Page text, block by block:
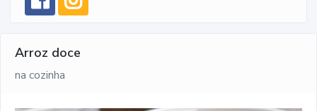
Arroz doce
na cozinha